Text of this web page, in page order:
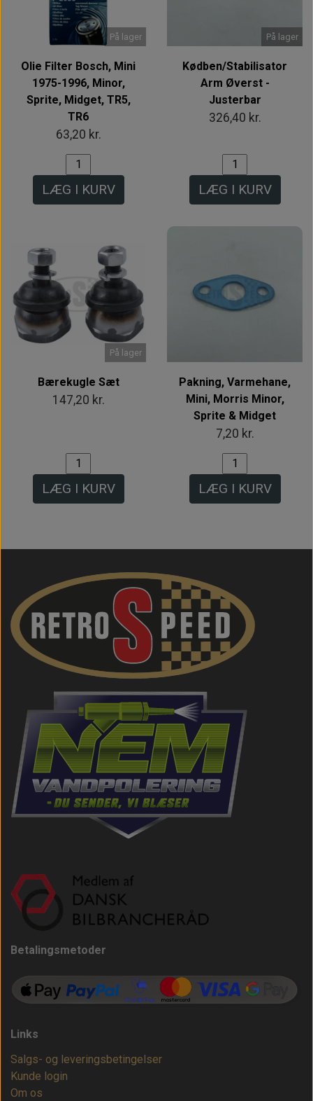
På lager
Olie Filter Bosch, Mini
1975-1996, Minor,
Sprite, Midget, TR5,
TR6
63,20 kr.
LÆG I KURV
På lager
Kødben/Stabilisator
Arm Øverst -
Justerbar
326,40 kr.
LÆG I KURV
På lager
Bærekugle Sæt
147,20 kr.
LÆG I KURV
Pakning, Varmehane,
Mini, Morris Minor,
Sprite & Midget
7,20 kr.
LÆG I KURV
Betalingsmetoder
Links
Salgs- og leveringsbetingelser
Kunde login
Om os